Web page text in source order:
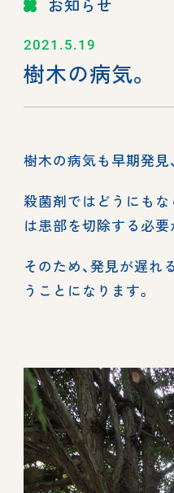
お知らせ
2021.5.19
樹木の病気。
樹木の病気も早期発見
殺菌剤ではどうにも
は患部を切除する必要
そのため、発見が遅れ
うことになります。